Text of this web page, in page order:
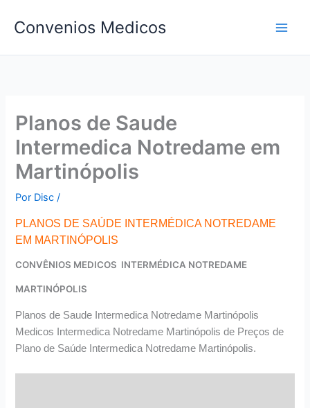
para
conteúdo
Convenios Medicos
Planos de Saude
Intermedica Notredame em
Martinópolis
Por Disc/
PLANOS DE SAÚDE INTERMÉDICA NOTREDAME
EM MARTINÓPOLIS
CONVÊNIOS MEDICOS INTERMÉDICA NOTREDAME
MARTINÓPOLIS
Planos de Saude Intermedica Notredame Martinópolis
Medicos Intermedica Notredame Martinópolis de Preços de
Plano de Saúde Intermedica Notredame Martinópolis.